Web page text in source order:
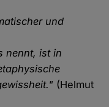
und
nennt, ist in
(Helmut